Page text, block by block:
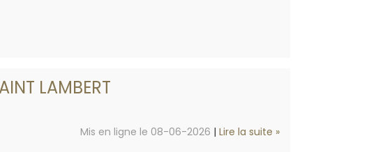
LAMBERT
Mis en ligne le 08-06-2026 |Lire la suite »